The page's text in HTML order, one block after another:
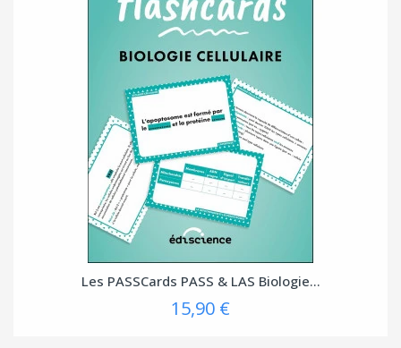
Les PASSCards PASS & LAS Biologie...
15,90 €